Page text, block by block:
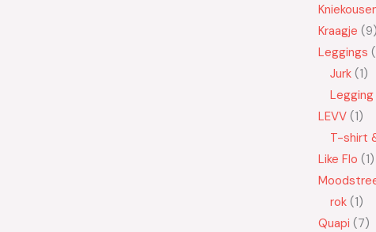
Kraagje 9
Leggings
Jurk 1
Legging
LEVV 1
T-shirt
Like Flo 1
rok 1
Quapi 7